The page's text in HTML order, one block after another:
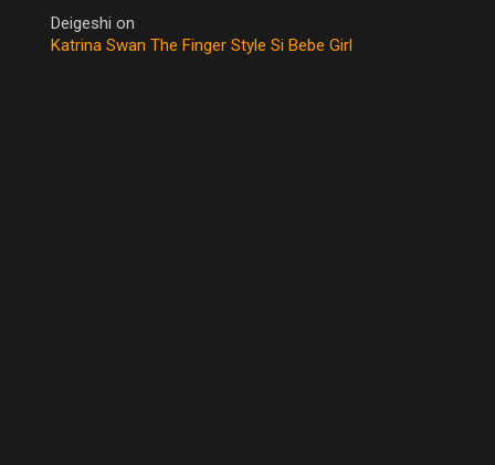
Deigeshi on
Katrina Swan The Finger Style Si Bebe Girl